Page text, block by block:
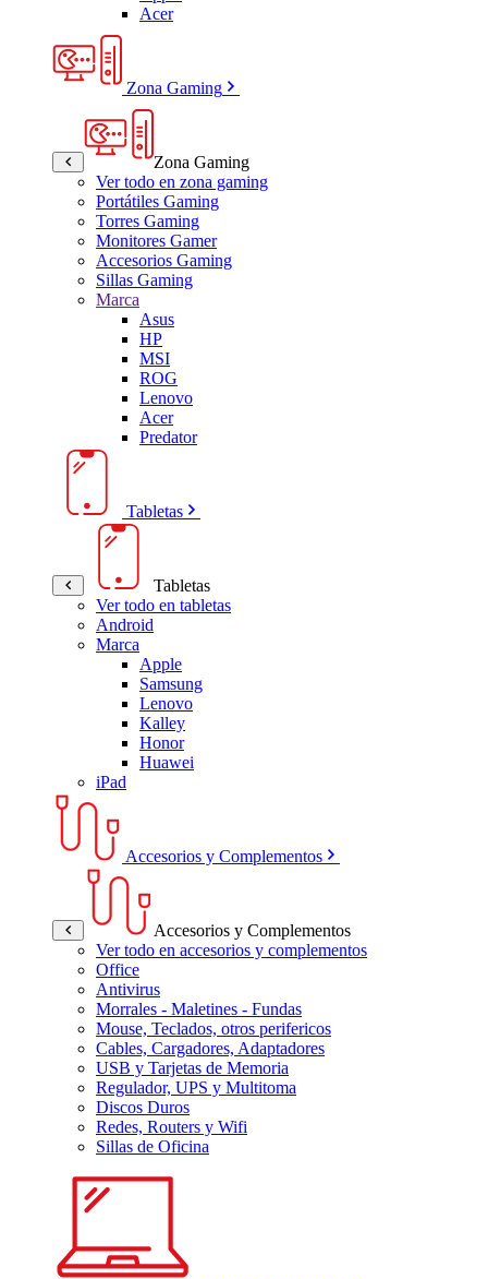
Acer
Zona Gaming
Zona Gaming
Ver todo en zona gaming
Portátiles Gaming
Torres Gaming
Monitores Gamer
Accesorios Gaming
Sillas Gaming
Marca
Asus
HP
MSI
ROG
Lenovo
Acer
Predator
Tabletas
Tabletas
Ver todo en tabletas
Android
Marca
Apple
Samsung
Lenovo
Kalley
Honor
Huawei
iPad
Accesorios y Complementos
Accesorios y Complementos
Ver todo en accesorios y complementos
Office
Antivirus
Morrales - Maletines - Fundas
Mouse, Teclados, otros perifericos
Cables, Cargadores, Adaptadores
USB y Tarjetas de Memoria
Regulador, UPS y Multitoma
Discos Duros
Redes, Routers y Wifi
Sillas de Oficina